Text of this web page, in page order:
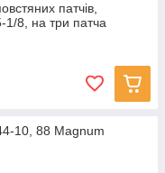
патчів,
8, на три патча
10, 88 Magnum